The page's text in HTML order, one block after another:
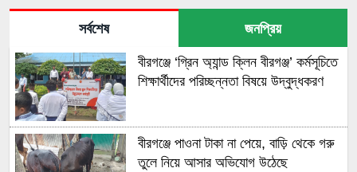
সর্বশেষ জনপ্রিয়
বীরগঞ্জে ‘গ্রিন অ্যান্ড ক্লিন বীরগঞ্জ’ কর্মসূচিতে
শিক্ষার্থীদের পরিচ্ছন্নতা বিষয়ে উদ্বুদ্ধকরণ
বীরগঞ্জে পাওনা টাকা না পেয়ে, বাড়ি থেকে গরু
তুলে নিয়ে আসার অভিযোগ উঠেছে